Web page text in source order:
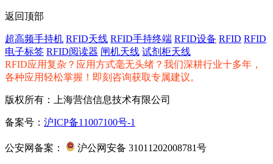
返回顶部
超高频手持机 RFID天线 RFID手持终端 RFID设备 RFID RFID
电子标签 RFID阅读器 闸机天线 试剂柜天线
RFID应用复杂？应用方式毫无头绪？我们深耕行业十多年，
各种应用轻松掌握！即刻咨询获取专属建议。
版权所有：上海营信信息技术有限公司
备案号： 沪ICP备11007100号-1
公安网备案： 沪公网安备 31011202008781号